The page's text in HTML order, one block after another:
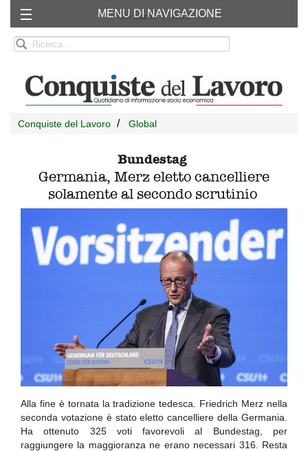
Chi siamo RSS
MENU DI NAVIGAZIONE
Conquiste del Lavoro Global
Bundestag
Germania, Merz eletto cancelliere
solamente al secondo scrutinio
Alla fine è tornata la tradizione tedesca. Friedrich Merz nella
seconda votazione è stato eletto cancelliere della Germania.
Ha ottenuto 325 voti favorevoli al Bundestag, per
raggiungere la maggioranza ne erano necessari 316. Resta